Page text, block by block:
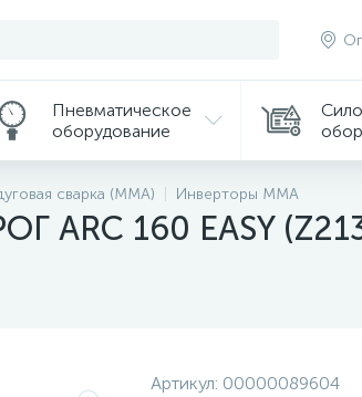
Пневматическое
оборудование
сварка (MMA) Инверторы MMA
ARC 160 EASY
Артикул: 00000089604